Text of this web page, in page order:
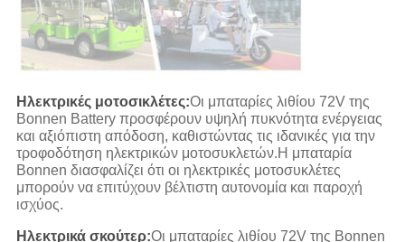
Ηλεκτρικές μοτοσικλέτες:Οι μπαταρίες λιθίου 72V της
Bonnen Battery προσφέρουν υψηλή πυκνότητα ενέργειας
και αξιόπιστη απόδοση, καθιστώντας τις ιδανικές για την
τροφοδότηση ηλεκτρικών μοτοσυκλετών.Η μπαταρία
Bonnen διασφαλίζει ότι οι ηλεκτρικές μοτοσυκλέτες
μπορούν να επιτύχουν βέλτιστη αυτονομία και παροχή
ισχύος.
Ηλεκτρικά σκούτερ:Οι μπαταρίες λιθίου 72V της Bonnen